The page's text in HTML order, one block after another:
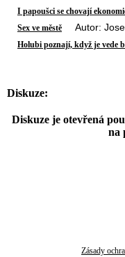
I papoušci se chovají
Sex ve městě Autor:
Holubi poznají, když je vede
Diskuze:
Diskuze je otevřená
na
Zásady